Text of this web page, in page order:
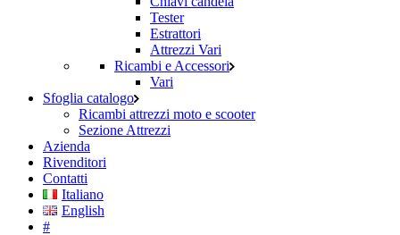
Tester
Estrattori
Attrezzi Vari
Ricambi e Accessori
Vari
Sfoglia catalogo
Ricambi attrezzi moto e scooter
Sezione Attrezzi
Azienda
Rivenditori
Contatti
Italiano
English
#